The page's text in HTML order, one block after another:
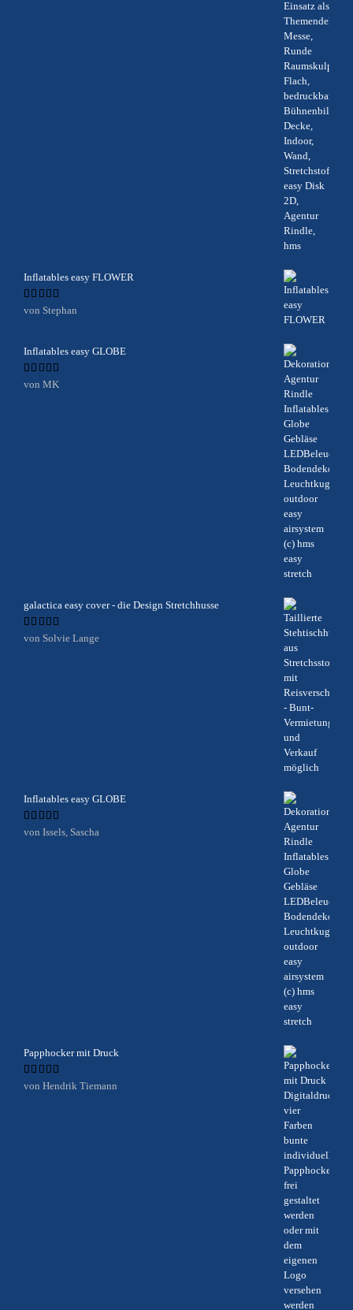
Inflatables easy FLOWER
Bewertet
von 5
von Stephan
Inflatables easy GLOBE
Bewertet
von MK
galactica easy cover - die Design Stretchhusse
Bewertet
von Solvie Lange
Inflatables easy GLOBE
Bewertet
von 5
von Issels, Sascha
Papphocker mit Druck
Bewertet
von Hendrik Tiemann